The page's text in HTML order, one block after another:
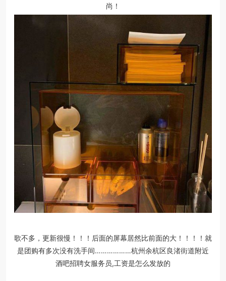
尚！
歌不多，更新很慢！！！后面的屏幕居然比前面的大！！！！就
是团购有多次没有洗手间………………杭州余杭区良渚街道附近
酒吧招聘女服务员,工资是怎么发放的